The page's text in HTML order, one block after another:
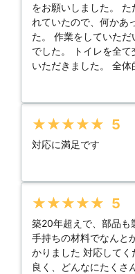
をお願いしました。
れていたので、何かあ
た。 作業をしていた
でした。 トイレを全
いただきました。 全体
★★★★★ 5
対応に満足です
★★★★★ 5
築20年超えで、部品も
手持ちの材料でなんと
かりました 対応して
良く、どんなにたくさ